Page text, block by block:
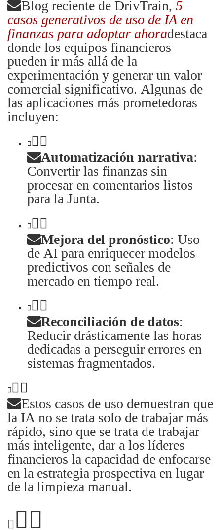
Blog reciente de DrivTrain, 5
casos generativos de uso de IA en
finanzas para adoptar ahoradestaca
donde los equipos financieros
pueden ir más allá de la
experimentación y generar un valor
comercial significativo. Algunas de
las aplicaciones más prometedoras
incluyen:
Automatización narrativa:
Convertir las finanzas sin
procesar en comentarios listos
para la Junta.
Mejora del pronóstico: Uso
de AI para enriquecer modelos
predictivos con señales de
mercado en tiempo real.
Reconciliación de datos:
Reducir drásticamente las horas
dedicadas a perseguir errores en
sistemas fragmentados.
Estos casos de uso demuestran que
la IA no se trata solo de trabajar más
rápido, sino que se trata de trabajar
más inteligente, dar a los líderes
financieros la capacidad de enfocarse
en la estrategia prospectiva en lugar
de la limpieza manual.